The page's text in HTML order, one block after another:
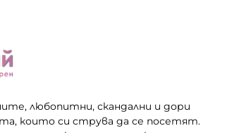
любопитни, скандални и дори
които си струва да се посетят.